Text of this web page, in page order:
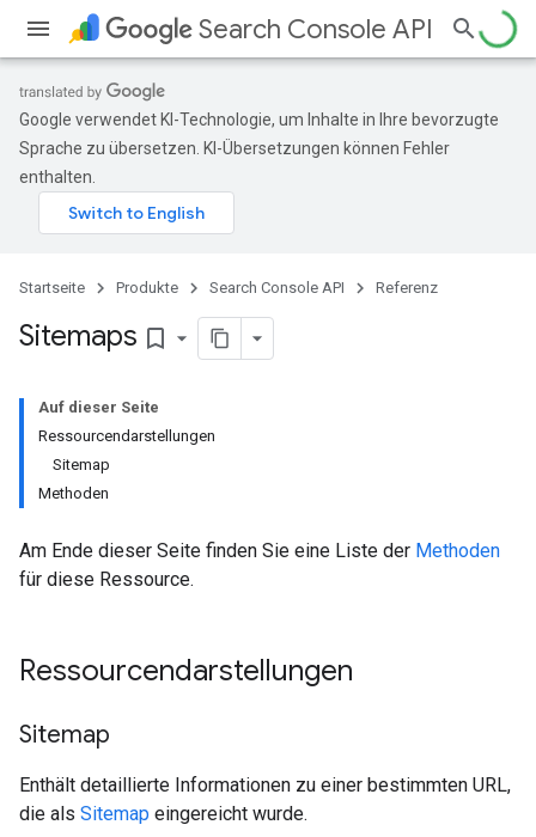
Search Console API
Google verwendet KI-Technologie, um Inhalte in Ihre bevorzugte
Sprache zu übersetzen. KI-Übersetzungen können Fehler
enthalten.
Startseite Produkte Search Console API Referenz
Sitemaps bookmark_border
Auf dieser Seite
Ressourcendarstellungen
Sitemap
Methoden
Am Ende dieser Seite finden Sie eine Liste der Methoden
für diese Ressource.
Ressourcendarstellungen
Sitemap
Enthält detaillierte Informationen zu einer bestimmten URL,
die als Sitemap eingereicht wurde.